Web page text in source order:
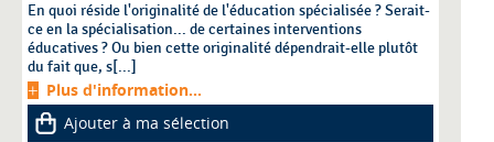
En quoi réside l'originalité de l'éducation spécialisée ? Serait-
ce en la spécialisation... de certaines interventions
éducatives ? Ou bien cette originalité dépendrait-elle plutôt
du fait que, s[...]
Plus d'information...
Ajouter à ma sélection